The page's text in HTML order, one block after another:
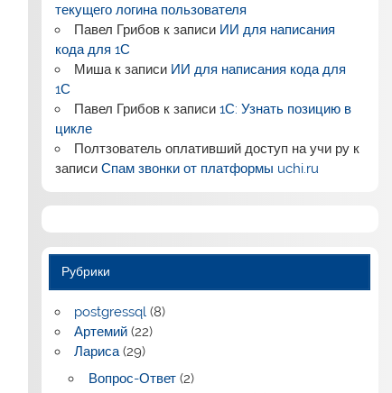
текущего логина пользователя
Павел Грибов к записи ИИ для написания
кода для 1С
Мишак записи ИИ для написания кода для
1С
Павел Грибов к записи1С: Узнать позицию в
цикле
Полтзователь оплативший доступ на учи ру к
записиСпам звонки от платформы uchi.ru
Рубрики
postgressql (8)
Артемий (22)
Лариса(29)
Вопрос-Ответ(2)